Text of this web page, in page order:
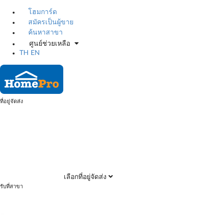
โฮมการ์ด
สมัครเป็นผู้ขาย
ค้นหาสาขา
ศูนย์ช่วยเหลือ
TH
EN
ที่อยู่จัดส่ง
เลือกที่อยู่จัดส่ง
รับที่สาขา